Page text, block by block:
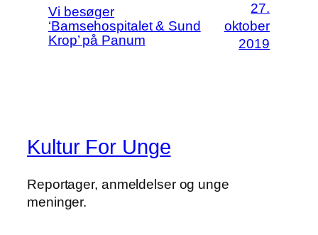
Vi besøger
‘Bamsehospitalet & Sund
Krop’ på Panum
27.
oktober
2019
Kultur For Unge
Reportager, anmeldelser og unge
meninger.